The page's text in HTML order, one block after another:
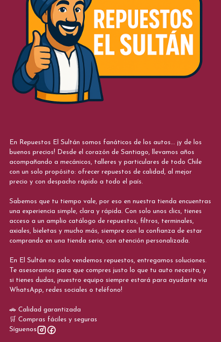
En Repuestos El Sultán somos fanáticos de los autos... ¡y de los
buenos precios! Desde el corazón de Santiago, llevamos años
acompañando a mecánicos, talleres y particulares de todo Chile
con un solo propósito: ofrecer repuestos de calidad, al mejor
precio y con despacho rápido a todo el país.
Sabemos que tu tiempo vale, por eso en nuestra tienda encuentras
una experiencia simple, clara y rápida. Con solo unos clics, tienes
acceso a un amplio catálogo de repuestos, filtros, terminales,
axiales, bieletas y mucho más, siempre con la confianza de estar
comprando en una tienda seria, con atención personalizada.
En El Sultán no solo vendemos repuestos, entregamos soluciones.
Te asesoramos para que compres justo lo que tu auto necesita, y
si tienes dudas, ¡nuestro equipo siempre estará para ayudarte vía
WhatsApp, redes sociales o teléfono!
🚗 Calidad garantizada
🛒 Compras fáciles y seguras
Síguenos